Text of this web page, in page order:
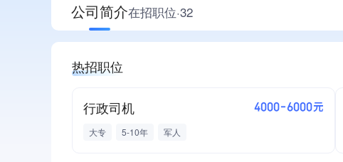
公司简介在招职位·32
热招职位
行政司机 4000-6000元
大专 5-10年 军人